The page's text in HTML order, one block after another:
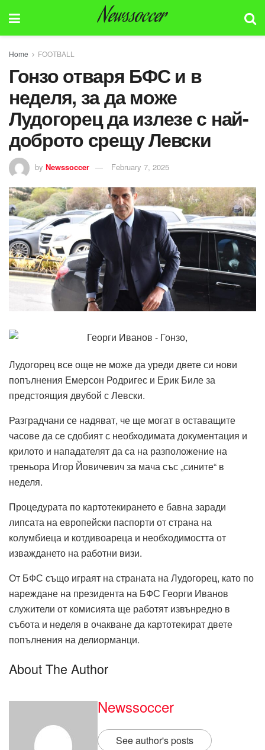
Newssoccer
Home FOOTBALL
Гонзо отваря БФС и в
неделя, за да може
Лудогорец да излезе с най-
доброто срещу Левски
by Newssoccer February 7, 2025
Лудогорец все още не може да уреди двете си нови
попълнения Емерсон Родригес и Ерик Биле за
предстоящия двубой с Левски.
Разградчани се надяват, че ще могат в оставащите
часове да се сдобият с необходимата документация и
крилото и нападателят да са на разположение на
треньора Игор Йовичевич за мача със „сините“ в
неделя.
Процедурата по картотекирането е бавна заради
липсата на европейски паспорти от страна на
колумбиеца и котдивоареца и необходимостта от
изваждането на работни визи.
От БФС също играят на страната на Лудогорец, като по
нареждане на президента на БФС Георги Иванов
служители от комисията ще работят извънредно в
събота и неделя в очакване да картотекират двете
попълнения на делиорманци.
About The Author
Newssoccer
See author's posts